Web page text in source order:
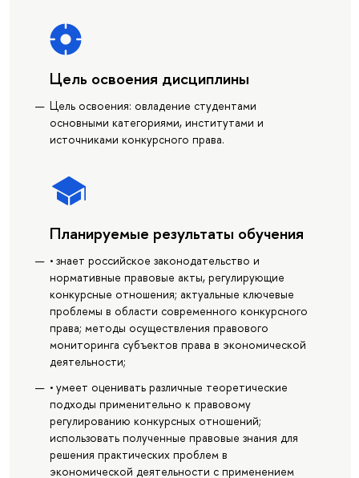
Цель освоения дисциплины
Цель освоения: овладение студентами
основными категориями, институтами и
источниками конкурсного права.
Планируемые результаты обучения
• знает российское законодательство и
нормативные правовые акты, регулирующие
конкурсные отношения; актуальные ключевые
проблемы в области современного конкурсного
права; методы осуществления правового
мониторинга субъектов права в экономической
деятельности;
• умеет оценивать различные теоретические
подходы применительно к правовому
регулированию конкурсных отношений;
использовать полученные правовые знания для
решения практических проблем в
экономической деятельности с применением